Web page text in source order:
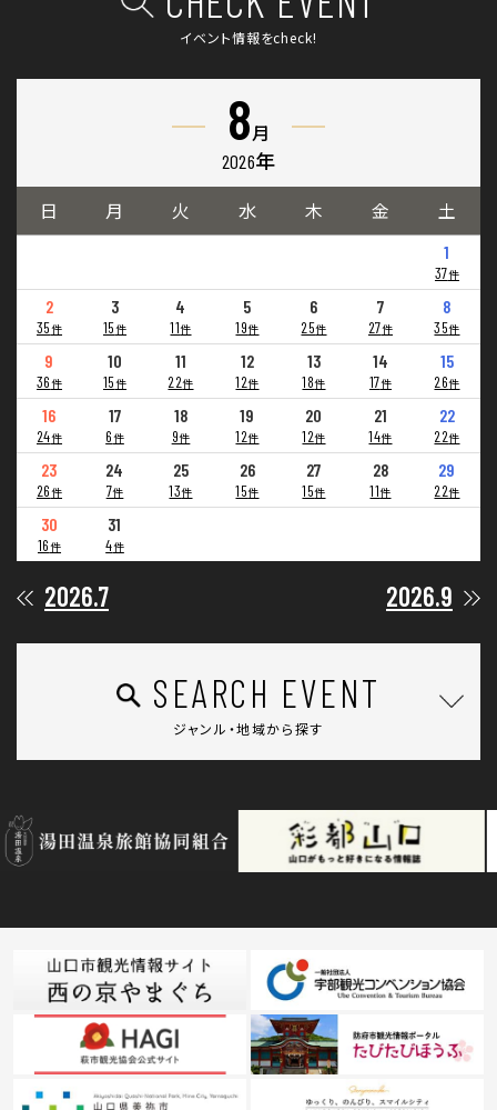
イベント情報をcheck!
8 月
2026年
日 月 火 水 木 金 土
1
37件
2
35件
3
15件
4
11件
5
19件
6
25件
7
27件
8
35件
9
36件
10
15件
11
22件
12
12件
13
18件
14
17件
15
26件
16
24件
17
6件
18
9件
19
12件
20
12件
21
14件
22
22件
23
26件
24
7件
25
13件
26
15件
27
15件
28
11件
29
22件
30
16件
31
4件
2026.7 2026.9
SEARCH EVENT
ジャンル・地域から探す